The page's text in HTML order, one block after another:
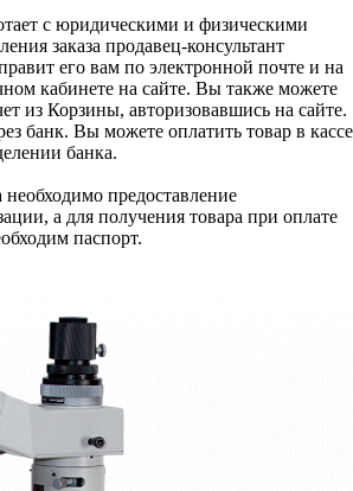
с юридическими и физическими
заказа продавец-консультант
его вам по электронной почте и на
кабинете на сайте. Вы также можете
из Корзины, авторизовавшись на сайте.
банк. Вы можете оплатить товар в кассе
банка.
предоставление
а для получения товара при оплате
паспорт.